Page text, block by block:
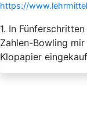
https://
1. In
Zahlen-Bowling
Klopapier